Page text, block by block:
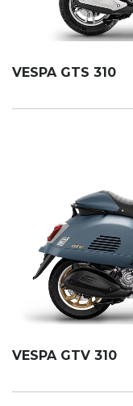
VESPA GTS 310
VESPA GTV 310